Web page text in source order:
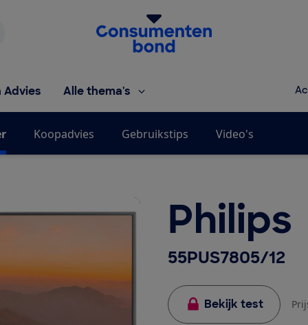
Homepage van de Consumentenbond
Advies Alle thema's
Koopadvies Gebruikstips Video's
Philips
55PUS7805/12
Bekijk test